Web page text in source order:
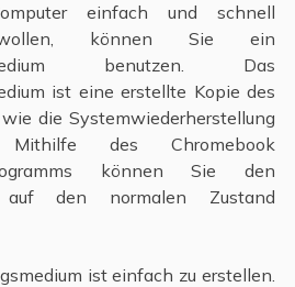
einfach und schnell
wollen, können Sie ein
benutzen. Das
ist eine erstellte Kopie des
die Systemwiederherstellung
des Chromebook
können Sie den
auf den normalen Zustand
ist einfach zu erstellen.